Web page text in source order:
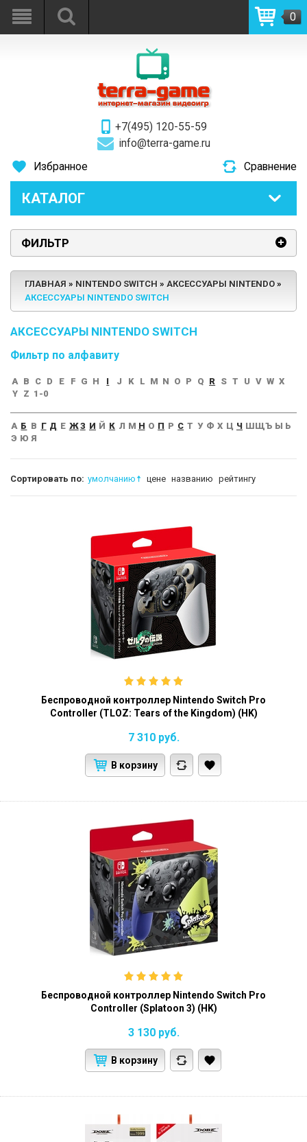
+7(495) 120-55-59
info@terra-game.ru
0
Избранное Сравнение
КАТАЛОГ
ФИЛЬТР
ГЛАВНАЯ NINTENDO SWITCH
АКСЕССУАРЫ NINTENDO
АКСЕССУАРЫ NINTENDO SWITCH
АКСЕССУАРЫ NINTENDO SWITCH
Фильтр по алфавиту
A B C D E F G H I J K L M N O P Q R S T U V W X
Y
Z 1-0
А Б В Г Д Е ЖЗ И Й К Л М Н О П Р С Т У Ф Х Ц Ч ШЩЪ Ы Ь
Э Ю Я
Сортировать по: умолчанию цене названию рейтингу
Беспроводной контроллер Nintendo Switch Pro
Controller (TLOZ: Tears of the Kingdom) (HK)
7 310 руб.
В корзину
Беспроводной контроллер Nintendo Switch Pro
Controller (Splatoon 3) (HK)
3 130 руб.
В корзину